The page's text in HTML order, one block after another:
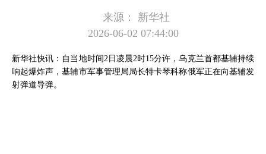
来源：
新华社
2026-06-02 07:44:00
新华社快讯：自当地时间2日凌晨2时15分许，乌克兰首都基辅持续
响起爆炸声，基辅市军事管理局局长特卡琴科称俄军正在向基辅发
射弹道导弹。